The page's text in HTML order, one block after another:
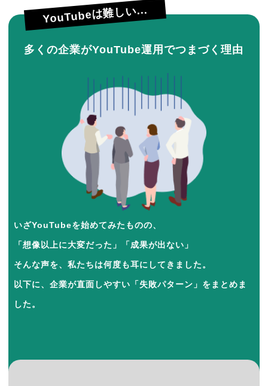
YouTubeは難しい...
多くの企業がYouTube運用でつまづく理由
いざYouTubeを始めてみたものの、
「想像以上に大変だった」「成果が出ない」
そんな声を、私たちは何度も耳にしてきました。
以下に、企業が直面しやすい「失敗パターン」をまとめま
した。